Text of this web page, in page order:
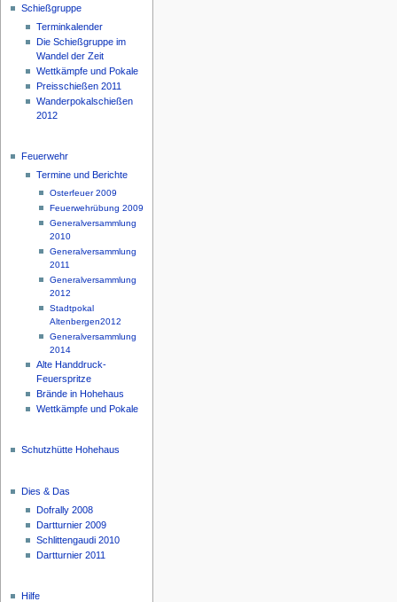
Schießgruppe
Terminkalender
Die Schießgruppe im
Wandel der Zeit
Wettkämpfe und Pokale
Preisschießen 2011
Wanderpokalschießen
2012
Feuerwehr
Termine und Berichte
Osterfeuer 2009
Feuerwehrübung 2009
Generalversammlung
2010
Generalversammlung
2011
Generalversammlung
2012
Stadtpokal
Altenbergen2012
Generalversammlung
2014
Alte Handdruck-
Feuerspritze
Brände in Hohehaus
Wettkämpfe und Pokale
Schutzhütte Hohehaus
Dies & Das
Dofrally 2008
Dartturnier 2009
Schlittengaudi 2010
Dartturnier 2011
Hilfe